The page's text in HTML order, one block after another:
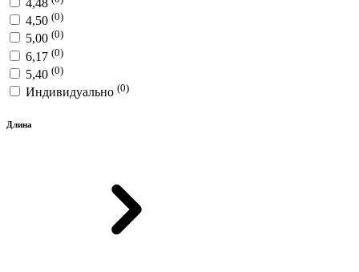
4,50 (0)
5,00 (0)
6,17 (0)
5,40 (0)
Индивидуально (0)
Длина